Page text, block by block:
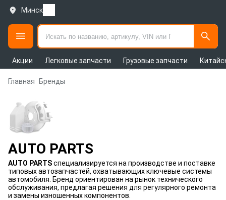
Минск
Акции Легковые запчасти Грузовые запчасти
Главная Бренды
AUTO PARTS
AUTO PARTSспециализируется на производстве и поставке
типовых автозапчастей, охватывающих ключевые системы
автомобиля. Бренд ориентирован на рынок технического
обслуживания, предлагая решения для регулярного ремонта
и замены изношенных компонентов.